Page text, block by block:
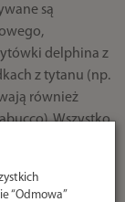
są
delphina z
z tytanu (np.
również
Wszystko
i czułość.
“Odmowa”